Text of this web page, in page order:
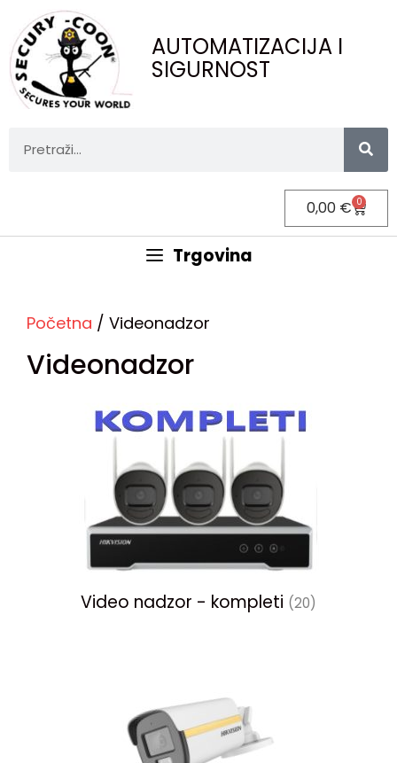
AUTOMATIZACIJA I
SIGURNOST
0,00 € 0
Trgovina
Početna / Videonadzor
Videonadzor
Video nadzor - kompleti (20)